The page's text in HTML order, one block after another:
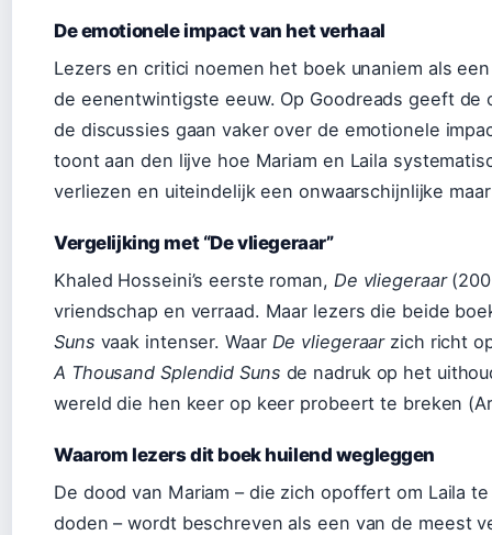
De emotionele impact van het verhaal
Lezers en critici noemen het boek unaniem als
de eenentwintigste eeuw. Op Goodreads geeft de
de discussies gaan vaker over de emotionele
toont aan den lijve hoe Mariam en Laila
verliezen en uiteindelijk een onwaarschijnlijke
Vergelijking met “De vliegeraar”
Khaled Hosseini’s eerste roman, De vliegeraar
vriendschap en verraad. Maar lezers die beide
Suns vaak intenser. Waar De vliegeraarzich richt
A Thousand Splendid Suns de nadruk op het
wereld die hen keer op keer probeert te breken
Waarom lezers dit boek huilend wegleggen
De dood van Mariam – die zich opoffert om Laila
doden – wordt beschreven als een van de meest